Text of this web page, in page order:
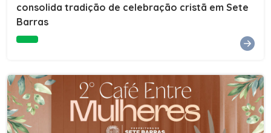
consolida tradição de celebração cristã em Sete
Barras